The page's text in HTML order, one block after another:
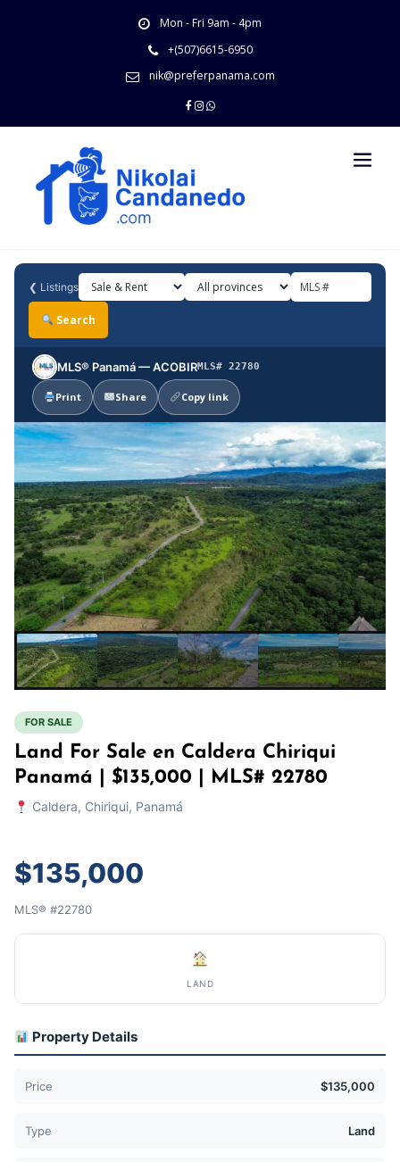
Mon - Fri 9am - 4pm
+(507)6615-6950
nik@preferpanama.com
❮ Listings
Search
MLS® Panamá — ACOBIRMLS# 22780
Print Share Copy link
FOR SALE
Land For Sale en Caldera Chiriqui
Panamá | $135,000 | MLS# 22780
Caldera, Chiriqui, Panamá
$135,000
MLS® #22780
LAND
Property Details
Price $135,000
Type Land